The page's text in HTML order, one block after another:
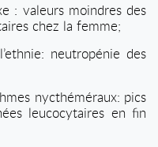
: valeurs moindres des
chez la femme;
neutropénie des
nycthéméraux: pics
leucocytaires en fin